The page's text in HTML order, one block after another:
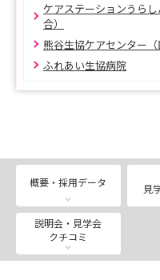
ケアステーションうら
合）
熊谷生協ケアセンター（
ふれあい生協病院
概要・採用データ
見
説明会・見学会
クチコミ